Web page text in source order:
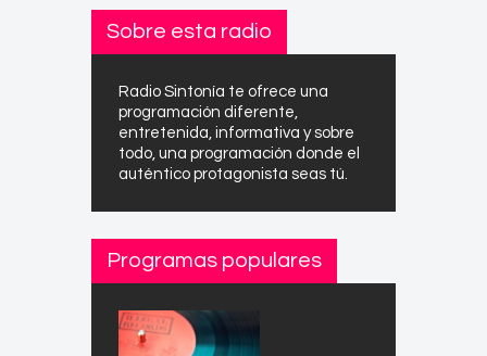
Sobre esta radio
Radio Sintonía te ofrece una
programación diferente,
entretenida, informativa y sobre
todo, una programación donde el
auténtico protagonista seas tú.
Programas populares